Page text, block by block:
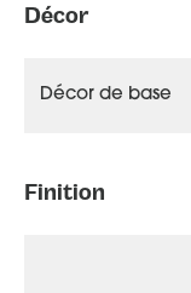
Décor
Décor de base
Finition